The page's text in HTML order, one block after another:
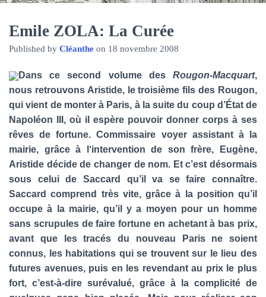
M
I
G
A
O
N
Emile ZOLA: La Curée
Published by Cléanthe on 18 novembre 2008
Dans ce second volume des Rougon-Macquart,
nous retrouvons Aristide, le troisième fils des Rougon,
qui vient de monter à Paris, à la suite du coup d’État de
Napoléon III, où il espère pouvoir donner corps à ses
rêves de fortune. Commissaire voyer assistant à la
mairie, grâce à l‘intervention de son frère, Eugène,
Aristide décide de changer de nom. Et c’est désormais
sous celui de Saccard qu’il va se faire connaître.
Saccard comprend très vite, grâce à la position qu’il
occupe à la mairie, qu’il y a moyen pour un homme
sans scrupules de faire fortune en achetant à bas prix,
avant que les tracés du nouveau Paris ne soient
connus, les habitations qui se trouvent sur le lieu des
futures avenues, puis en les revendant au prix le plus
fort, c’est-à-dire surévalué, grâce à la complicité de